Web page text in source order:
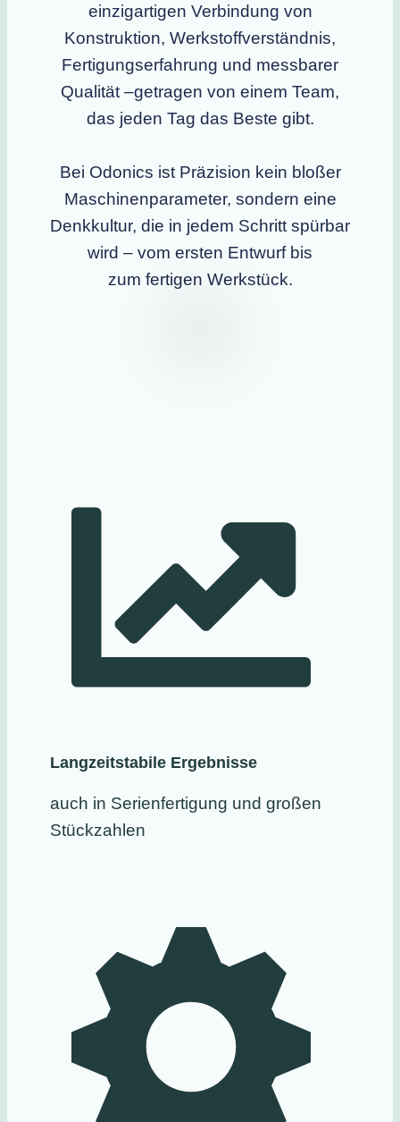
einzigartigen Verbindung von
Konstruktion, Werkstoffverständnis,
Fertigungserfahrung und messbarer
Qualität –getragen von einem Team,
das jeden Tag das Beste gibt.
Bei Odonics ist Präzision kein bloßer
Maschinenparameter, sondern eine
Denkkultur, die in jedem Schritt spürbar
wird – vom ersten Entwurf bis
zum fertigen Werkstück.
Langzeitstabile Ergebnisse
auch in Serienfertigung und großen
Stückzahlen